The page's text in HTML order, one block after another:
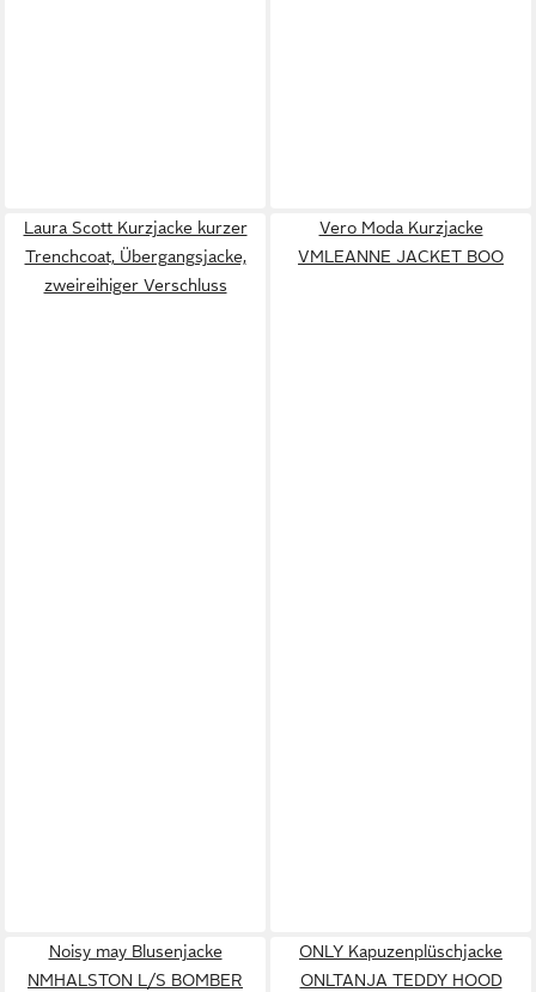
Laura Scott Kurzjacke kurzer
Trenchcoat, Übergangsjacke,
zweireihiger Verschluss
Vero Moda Kurzjacke
VMLEANNE JACKET BOO
Noisy may Blusenjacke
NMHALSTON L/S BOMBER
ONLY Kapuzenplüschjacke
ONLTANJA TEDDY HOOD